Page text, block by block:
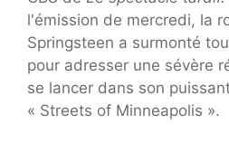
l'émission de mercredi, la
Springsteen a surmonté
pour adresser une sévère
se lancer dans son
« Streets of Minneapolis ».